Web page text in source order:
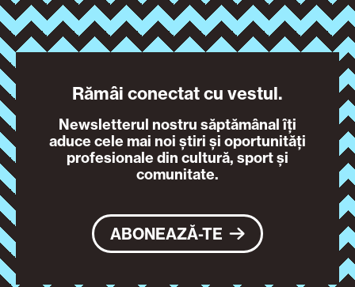
Rămâi conectat cu vestul.
Newsletterul nostru săptămânal îți
aduce cele mai noi știri și oportunități
profesionale din cultură, sport și
comunitate.
ABONEAZĂ-TE